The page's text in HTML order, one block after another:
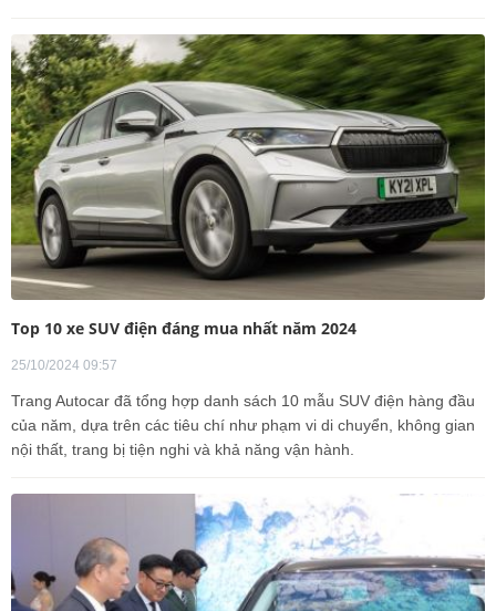
Top 10 xe SUV điện đáng mua nhất năm 2024
25/10/2024 09:57
Trang Autocar đã tổng hợp danh sách 10 mẫu SUV điện hàng đầu
của năm, dựa trên các tiêu chí như phạm vi di chuyển, không gian
nội thất, trang bị tiện nghi và khả năng vận hành.